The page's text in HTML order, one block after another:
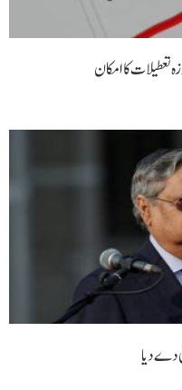
تعطیلات کا امکان
دے دیا